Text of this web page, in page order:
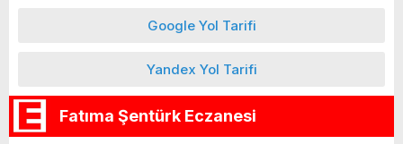
Google Yol Tarifi
Yandex Yol Tarifi
Fatıma Şentürk Eczanesi